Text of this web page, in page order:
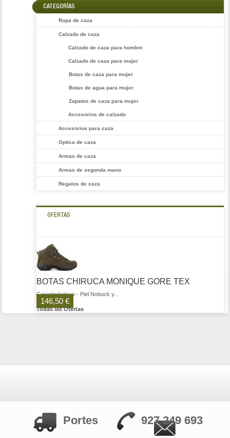
CATEGORÍAS
Ropa de caza
Calzado de caza
Calzado de caza para hombre
Calzado de caza para mujer
Botas de caza para mujer
Botas de agua para mujer
Zapatos de caza para mujer
Accesorios de calzado
Accesorios para caza
Optica de caza
Armas de caza
Armas de segunda mano
Regalos de caza
OFERTAS
BOTAS CHIRUCA MONIQUE GORE TEX
Características:- Piel Nobuck y...
146,50 €
Todas las Ofertas
Portes 927 249 693